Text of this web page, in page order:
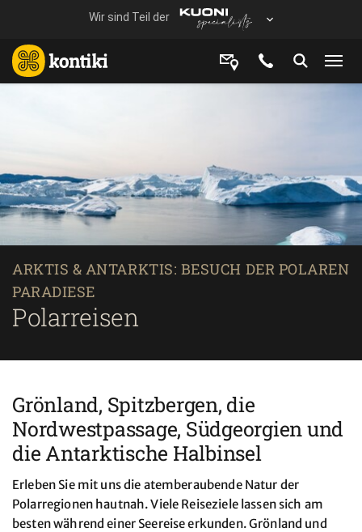
ARKTIS & ANTARKTIS: BESUCH DER POLAREN
PARADIESE
Polarreisen
Grönland, Spitzbergen, die
Nordwestpassage, Südgeorgien und
die Antarktische Halbinsel
Erleben Sie mit uns die atemberaubende Natur der
Polarregionen hautnah. Viele Reiseziele lassen sich am
besten während einer Seereise erkunden. Grönland und